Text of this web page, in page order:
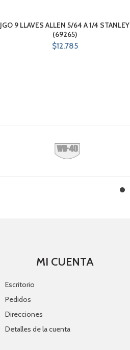
JGO 9 LLAVES ALLEN 5/64 A 1/4 STANLEY
(69265)
$12.785
MI CUENTA
Escritorio
Pedidos
Direcciones
Detalles de la cuenta